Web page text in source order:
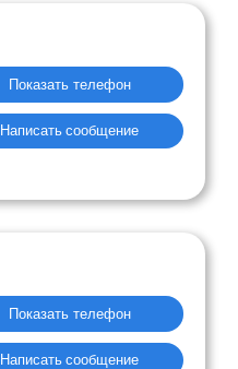
Показать телефон
Написать сообщение
Показать телефон
Написать сообщение